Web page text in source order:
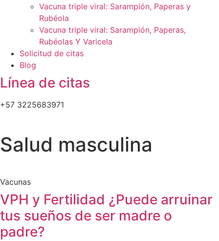
Vacuna triple viral: Sarampión, Paperas y
Rubéola
Vacuna triple viral: Sarampión, Paperas,
Rubéolas Y Varicela
Solicitud de citas
Blog
Línea de citas
+57 3225683971
Salud masculina
Vacunas
VPH y Fertilidad ¿Puede arruinar
tus sueños de ser madre o
padre?